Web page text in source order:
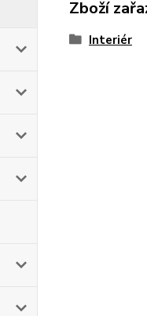
Zboží
Interiér